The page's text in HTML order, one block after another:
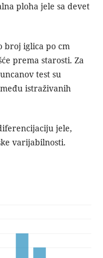
ploha jele sa devet
broj iglica po cm
prema starosti. Za
test su
istraživanih
jele,
varijabilnosti.